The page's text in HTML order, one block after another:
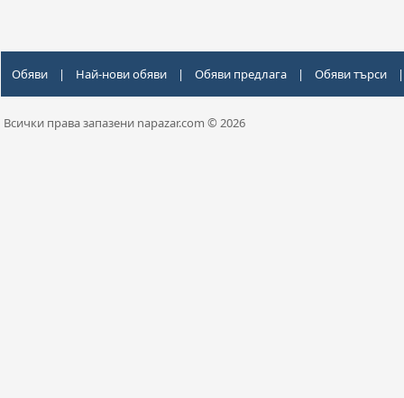
Обяви | Най-нови обяви | Обяви предлага | Обяви търси |
Всички права запазени napazar.com © 2026